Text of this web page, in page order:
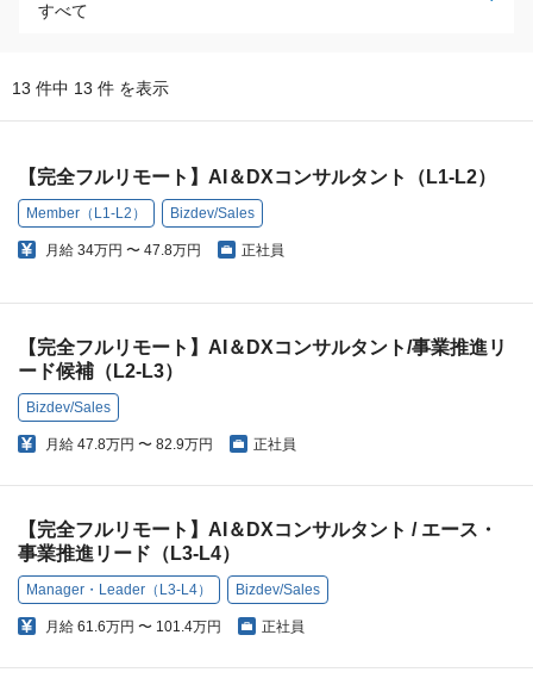
すべて
13 件中 13 件 を表示
【完全フルリモート】AI＆DXコンサルタント（L1-L2）
Member（L1-L2） Bizdev/Sales
月給 34万円 〜 47.8万円 正社員
【完全フルリモート】AI＆DXコンサルタント/事業推進リ
ード候補（L2-L3）
Bizdev/Sales
月給 47.8万円 〜 82.9万円 正社員
【完全フルリモート】AI＆DXコンサルタント / エース・
事業推進リード（L3-L4）
Manager・Leader（L3-L4） Bizdev/Sales
月給 61.6万円 〜 101.4万円 正社員